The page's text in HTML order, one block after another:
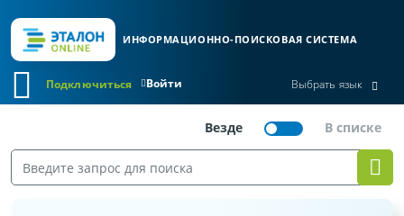
ИНФОРМАЦИОННО-ПОИСКОВАЯ СИСТЕМА
Войти
Подключиться Выбрать язык